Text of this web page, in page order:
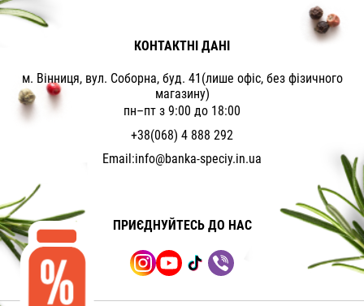
КОНТАКТНІ ДАНІ
м. Вінниця, вул. Соборна, буд. 41(лише офіс, без фізичного
магазину)
пн–пт з 9:00 до 18:00
+38(068) 4 888 292
Email:info@banka-speciy.in.ua
ПРИЄДНУЙТЕСЬ ДО НАС